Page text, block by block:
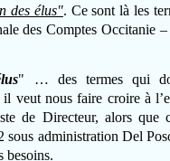
des élus". Ce sont là les
des Comptes Occitanie
" … des termes qui
veut nous faire croire à
de Directeur, alors que
sous administration Del
besoins.